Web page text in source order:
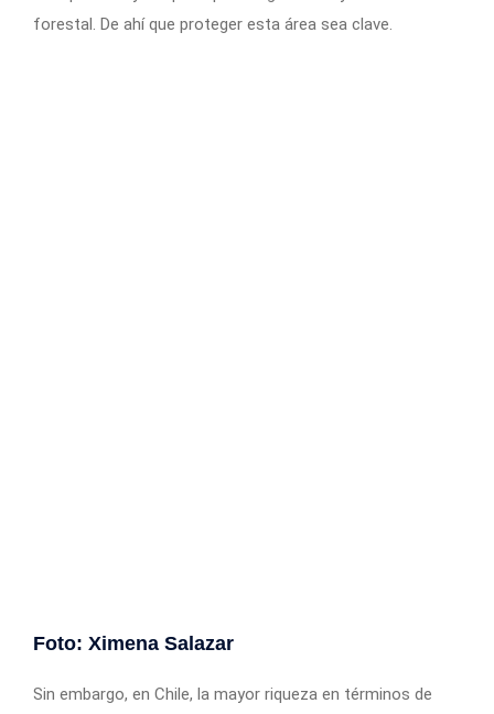
forestal. De ahí que proteger esta área sea clave.
Foto: Ximena Salazar
Sin embargo, en Chile, la mayor riqueza en términos de